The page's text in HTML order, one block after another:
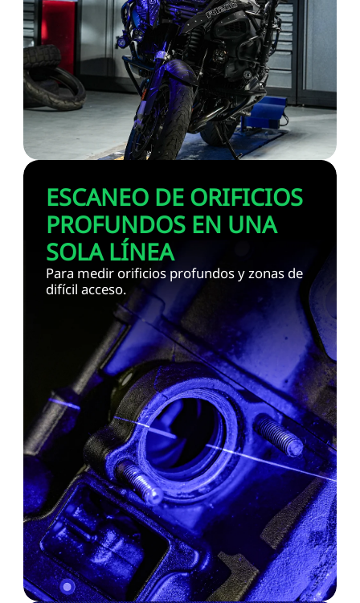
ESCANEO DE ORIFICIOS
PROFUNDOS EN UNA
SOLA LÍNEA
Para medir orificios profundos y zonas de
difícil acceso.